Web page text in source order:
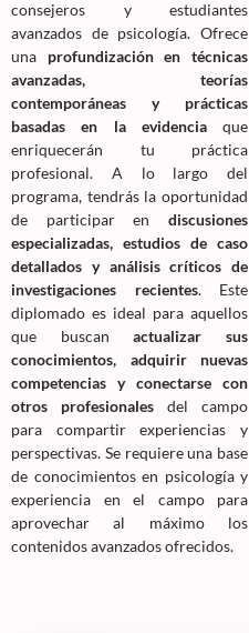
consejeros y estudiantes
avanzados de psicología. Ofrece
una profundización en técnicas
avanzadas, teorías
contemporáneas y prácticas
basadas en la evidenciaque
enriquecerán tu práctica
profesional. A lo largo del
programa, tendrás la oportunidad
de participar en discusiones
especializadas, estudios de caso
detallados y análisis críticos de
investigaciones recientes. Este
diplomado es ideal para aquellos
que buscanactualizar sus
conocimientos, adquirir nuevas
competencias y conectarse con
otros profesionales del campo
para compartir experiencias y
perspectivas. Se requiere una base
de conocimientos en psicología y
experiencia en el campo para
aprovechar al máximo los
contenidos avanzados ofrecidos.